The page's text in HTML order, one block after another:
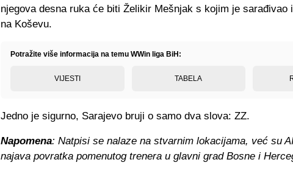
njegova desna ruka će biti Želikir Mešnjak s kojim je sarađivao
na Koševu.
Potražite više informacija na temu WWin liga BiH:
VIJESTI TABELA
Jedno je sigurno, Sarajevo bruji o samo dva slova: ZZ.
Napomena: Natpisi se nalaze na stvarnim lokacijama, već su
najava povratka pomenutog trenera u glavni grad Bosne i